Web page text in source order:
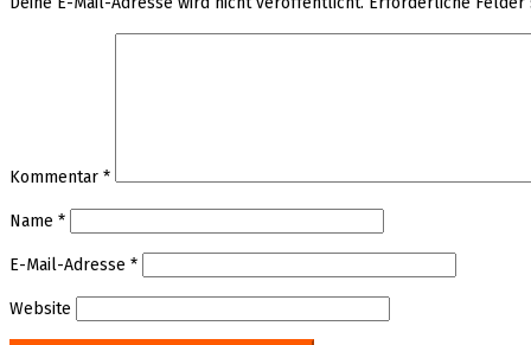
Kommentar *
Name *
E-Mail-Adresse *
Website